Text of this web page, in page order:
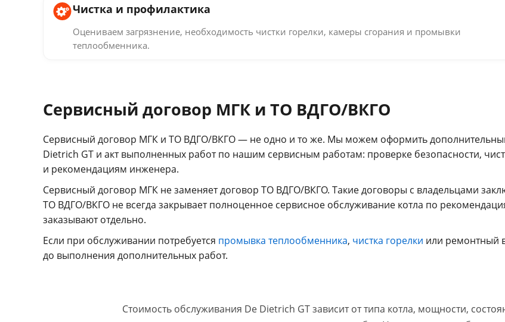
Чистка и профилактика
Оцениваем загрязнение, необходимость чистки горелки, камеры сгорания и промывки
теплообменника.
Сервисный договор МГК и ТО ВДГО/ВКГО
Сервисный договор МГК и ТО ВДГО/ВКГО — не одно и то же. Мы можем оформить
Dietrich GT и акт выполненных работ по нашим сервисным работам: проверке безопасности,
и рекомендациям инженера.
Сервисный договор МГК не заменяет договор ТО ВДГО/ВКГО. Такие договоры с владельцами
ТО ВДГО/ВКГО не всегда закрывает полноценное сервисное обслуживание котла по
заказывают отдельно.
Если при обслуживании потребуется промывка теплообменника, чистка горелки или ремонтный
до выполнения дополнительных работ.
Стоимость обслуживания De Dietrich GT зависит от типа котла, мощности,